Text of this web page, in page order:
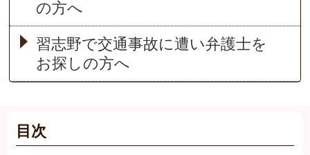
の方へ
習志野で交通事故に遭い弁護士を
お探しの方へ
目次